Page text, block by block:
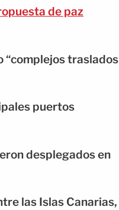
de paz
“complejos traslados
puertos
desplegados en
las Islas Canarias,